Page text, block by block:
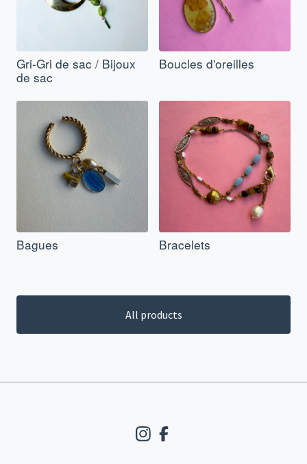
Gri-Gri de sac / Bijoux
de sac
Boucles d'oreilles
Bagues Bracelets
All products